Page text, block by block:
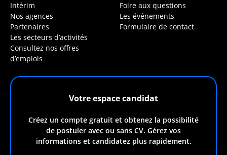
Intérim
Nos agences
Partenaires
Les secteurs d’activités
Consultez nos offres
d’emplois
Foire aux questions
Les événements
Formulaire de contact
Votre espace candidat
Créez un compte gratuit et obtenez la possibilité
de postuler avec ou sans CV. Gérez vos
informations et candidatez plus rapidement.